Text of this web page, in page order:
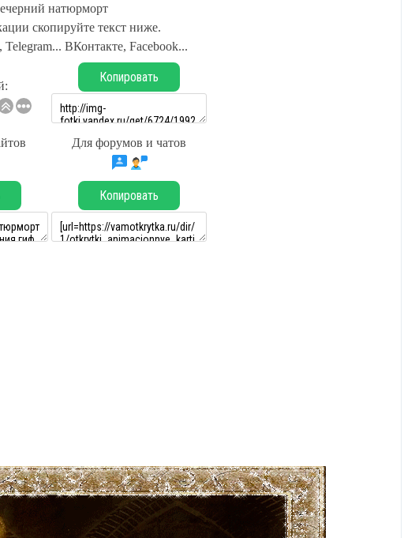
натюрморт
скопируйте текст ниже.
ВКонтакте, Facebook...
Копировать
Для форумов и чатов
Копировать